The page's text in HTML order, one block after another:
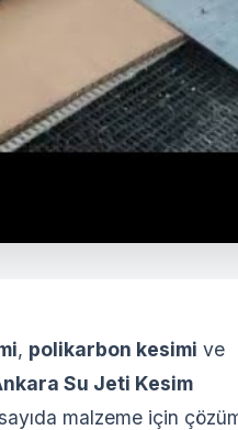
, polikarbon kesimi ve
Su Jeti Kesim
malzeme için